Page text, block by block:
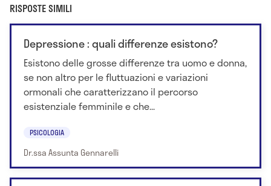
RISPOSTE SIMILI
Depressione : quali differenze esistono?
Esistono delle grosse differenze tra uomo e donna,
se non altro per le fluttuazioni e variazioni
ormonali che caratterizzano il percorso
esistenziale femminile e che...
PSICOLOGIA
Dr.ssa Assunta Gennarelli